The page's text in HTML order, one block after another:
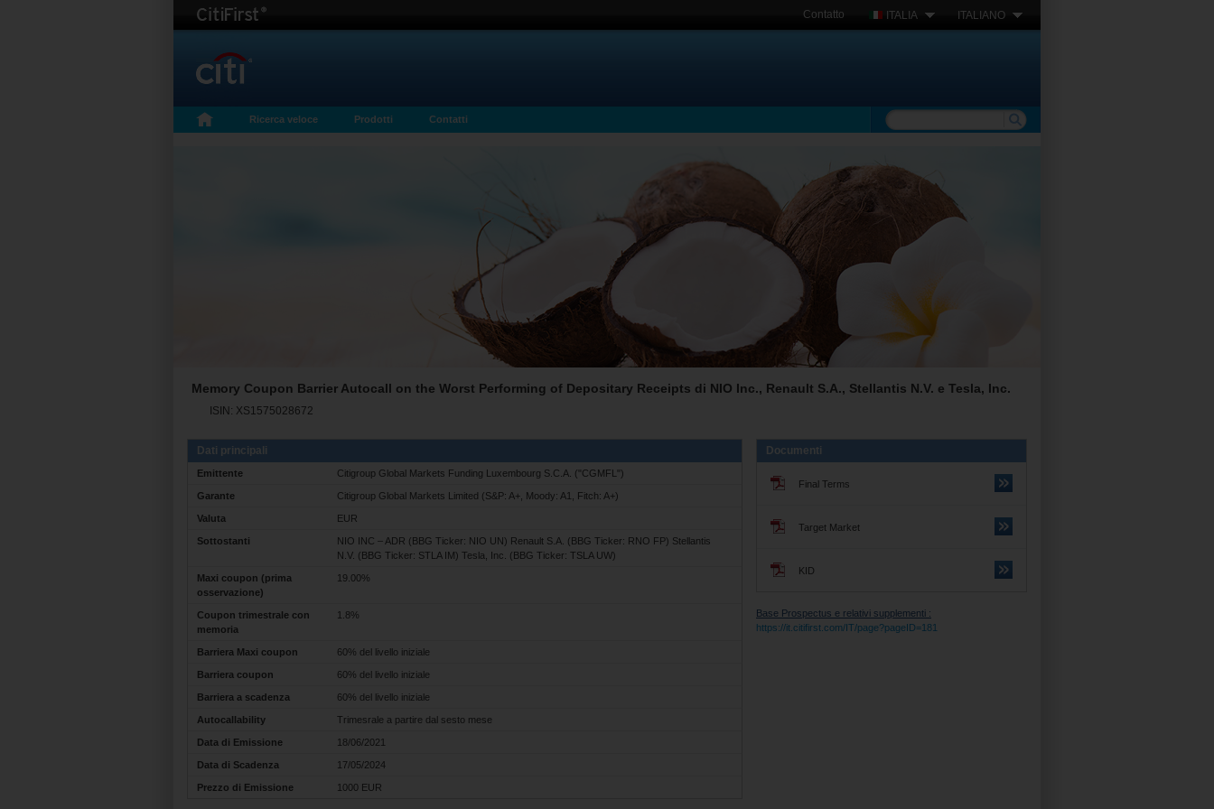
Contatto ITALIA ITALIANO
Ricerca veloce Prodotti Contatti
Memory Coupon Barrier Autocall on the Worst Performing of Depositary Receipts di NIO Inc., Renault S.A., Stellantis N.V. e Tesla, Inc.
ISIN: XS1575028672
Dati principali
Emittente Citigroup Global Markets Funding Luxembourg S.C.A. ("CGMFL")
Garante Citigroup Global Markets Limited (S&P: A+, Moody: A1, Fitch: A+)
Valuta EUR
Sottostanti
NIO INC – ADR (BBG Ticker: NIO UN) Renault S.A. (BBG Ticker: RNO FP) Stellantis
N.V. (BBG Ticker: STLA IM) Tesla, Inc. (BBG Ticker: TSLA UW)
Maxi coupon (prima
osservazione)
19.00%
Coupon trimestrale con
memoria
1.8%
Barriera Maxi coupon 60% del livello iniziale
Barriera coupon 60% del livello iniziale
Barriera a scadenza 60% del livello iniziale
Autocallability Trimesrale a partire dal sesto mese
Data di Emissione 18/06/2021
Data di Scadenza 17/05/2024
Prezzo di Emissione 1000 EUR
Documenti
Final Terms
Target Market
KID
Base Prospectus e relativi supplementi :
https://it.citifirst.com/IT/page?pageID=181